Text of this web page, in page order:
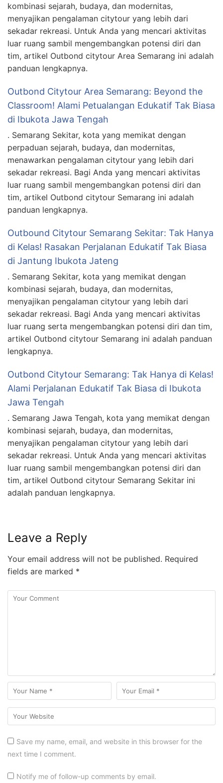
kombinasi sejarah, budaya, dan modernitas,
menyajikan pengalaman citytour yang lebih dari
sekadar rekreasi. Untuk Anda yang mencari aktivitas
luar ruang sambil mengembangkan potensi diri dan
tim, artikel Outbond citytour Area Semarang ini adalah
panduan lengkapnya.
Outbond Citytour Area Semarang: Beyond the
Classroom! Alami Petualangan Edukatif Tak Biasa
di Ibukota Jawa Tengah
. Semarang Sekitar, kota yang memikat dengan
perpaduan sejarah, budaya, dan modernitas,
menawarkan pengalaman citytour yang lebih dari
sekadar rekreasi. Bagi Anda yang mencari aktivitas
luar ruang sambil mengembangkan potensi diri dan
tim, artikel Outbond citytour Semarang ini adalah
panduan lengkapnya.
Outbound Citytour Semarang Sekitar: Tak Hanya
di Kelas! Rasakan Perjalanan Edukatif Tak Biasa
di Jantung Ibukota Jateng
. Semarang Sekitar, kota yang memikat dengan
kombinasi sejarah, budaya, dan modernitas,
menyajikan pengalaman citytour yang lebih dari
sekadar rekreasi. Bagi Anda yang mencari aktivitas
luar ruang serta mengembangkan potensi diri dan tim,
artikel Outbond citytour Semarang ini adalah panduan
lengkapnya.
Outbond Citytour Semarang: Tak Hanya di Kelas!
Alami Perjalanan Edukatif Tak Biasa di Ibukota
Jawa Tengah
. Semarang Jawa Tengah, kota yang memikat dengan
kombinasi sejarah, budaya, dan modernitas,
menyajikan pengalaman citytour yang lebih dari
sekadar rekreasi. Untuk Anda yang mencari aktivitas
luar ruang sambil mengembangkan potensi diri dan
tim, artikel Outbond citytour Semarang Sekitar ini
adalah panduan lengkapnya.
Leave a Reply
Your email address will not be published. Required
fields are marked *
Save my name, email, and website in this browser for the
next time I comment.
Notify me of follow-up comments by email.